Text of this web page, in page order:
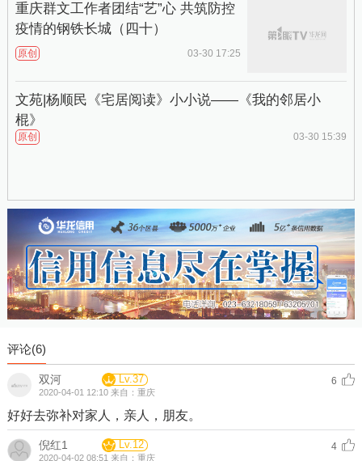
重庆群文工作者团结“艺”心 共筑防控
疫情的钢铁长城（四十）
原创 03-30 17:25
文苑|杨顺民《宅居阅读》小小说——《我的邻居小
棍》
原创 03-30 15:39
评论(6)
双河 Lv.37
2020-04-01 12:10 来自：重庆
6
好好去弥补对家人，亲人，朋友。
倪红1 Lv.12
2020-04-02 08:51 来自：重庆
4